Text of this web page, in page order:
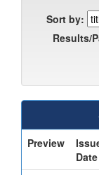
Sort by:
Results/
Preview
Date